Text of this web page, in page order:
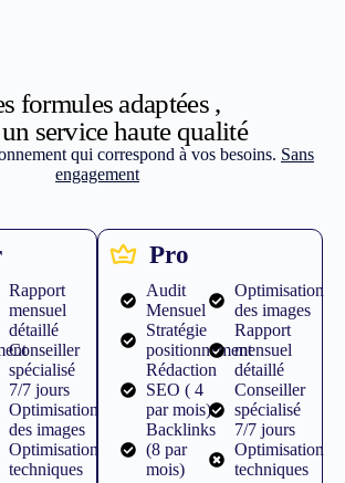
formules adaptées ,
service haute qualité
qui correspond à vos besoins. Sans
engagement
Rapport
mensuel
détaillé
Conseiller
spécialisé
7/7 jours
Optimisation
des images
Optimisation
techniques
Pro
Audit
Mensuel
Stratégie
positionnement
Rédaction
SEO ( 4
par mois)
Backlinks
(8 par
mois)
Optimisation
des images
Rapport
mensuel
détaillé
Conseiller
spécialisé
7/7 jours
Optimisation
techniques